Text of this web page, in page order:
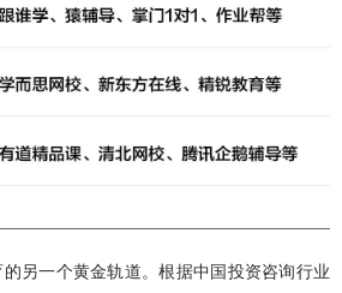
另一个黄金轨道。根据中国投资咨询行业